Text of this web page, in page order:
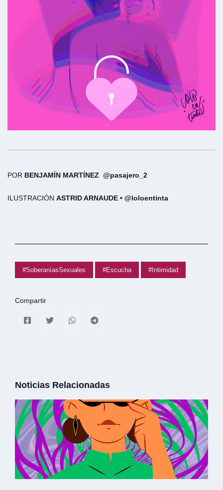
POR BENJAMÍN MARTÍNEZ @pasajero_2
ILUSTRACIÓN ASTRID ARNAUDE • @loloentinta
#SoberaníasSexuales #Escucha #Intimidad
Compartir
Noticias Relacionadas